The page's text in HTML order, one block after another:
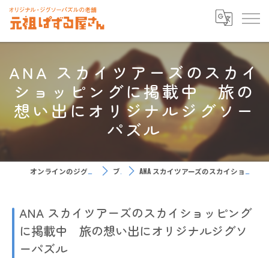
ANA スカイツアーズのスカイ
ショッピングに掲載中 旅の
想い出にオリジナルジグソー
パズル
オンラインのジグソーパズルなら元祖ぱずる屋さん ブログ ANA スカイツアーズのスカイショッピングに掲載中 旅の想い出にオリジナルジグソーパズル
ANA スカイツアーズのスカイショッピング
に掲載中 旅の想い出にオリジナルジグソ
ーパズル